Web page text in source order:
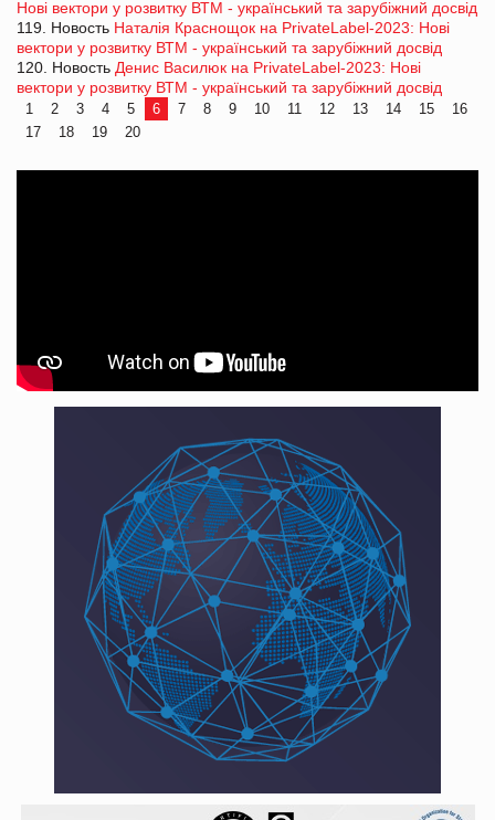
Нові вектори у розвитку ВТМ - український та зарубіжний досвід
119. Новость Наталія Краснощок на PrivateLabel-2023: Нові
вектори у розвитку ВТМ - український та зарубіжний досвід
120. Новость Денис Василюк на PrivateLabel-2023: Нові
вектори у розвитку ВТМ - український та зарубіжний досвід
1 2 3 4 5 6 7 8 9 10 11 12 13 14 15
16
17
18 19 20